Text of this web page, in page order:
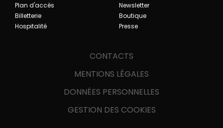
Plan d'accès
Billetterie
Hospitalité
Newsletter
Boutique
Presse
CONTACTS
MENTIONS LÉGALES
DONNÉES PERSONNELLES
GESTION DES COOKIES